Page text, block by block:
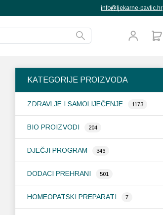
info@ljekarne-pavlic.hr
KATEGORIJE PROIZVODA
ZDRAVLJE I SAMOLIJEČENJE 1173
BIO PROIZVODI 204
DJEČJI PROGRAM 346
DODACI PREHRANI 501
HOMEOPATSKI PREPARATI 7